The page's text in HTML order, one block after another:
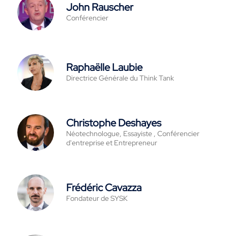
John Rauscher
Conférencier
Raphaëlle Laubie
Directrice Générale du Think Tank
Christophe Deshayes
Néotechnologue, Essayiste , Conférencier
d'entreprise et Entrepreneur
Frédéric Cavazza
Fondateur de SYSK